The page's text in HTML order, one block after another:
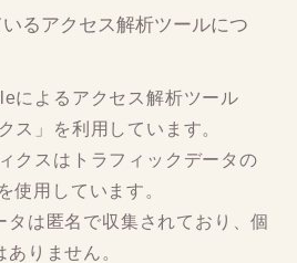
るアクセス解析ツールにつ
によるアクセス解析ツール
ス」を利用しています。
クスはトラフィックデータの
使用しています。
タは匿名で収集されており、個
りません。